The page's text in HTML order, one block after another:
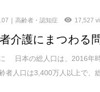
高齢者・認知症 17,527
介護にまつわる
日本の総人口は、2016年
者人口は3,400万人以上で、